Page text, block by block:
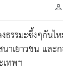
ธรรมะซึ้งๆกัน
าเยาวชน และ
ทพฯ